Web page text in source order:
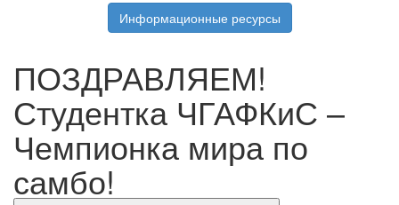
Информационные ресурсы
ПОЗДРАВЛЯЕМ!
Студентка ЧГАФКиС –
Чемпионка мира по
самбо!